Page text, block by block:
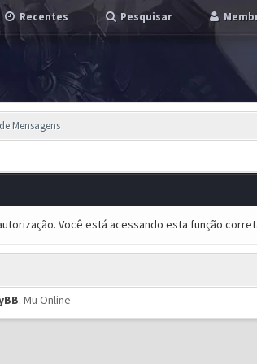
Recentes Pesquisar
Mensagens
Você está acessando esta função
.Mu Online